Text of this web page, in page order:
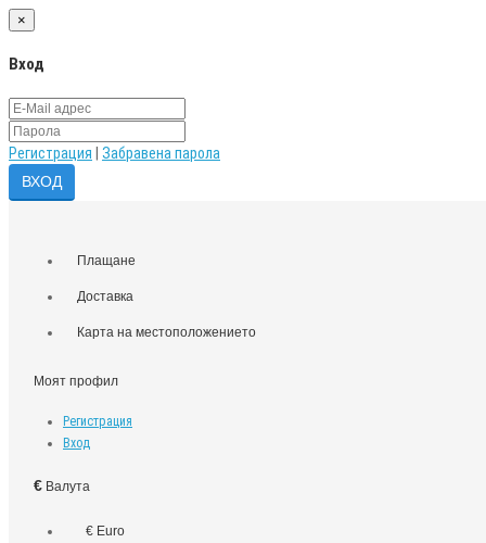
×
Вход
Регистрация Забравена парола
Плащане
Доставка
Карта на местоположението
Моят профил
Регистрация
Вход
€ Валута
€ Euro